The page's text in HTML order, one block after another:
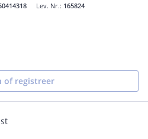
Lev. Nr.: 165824
of registreer